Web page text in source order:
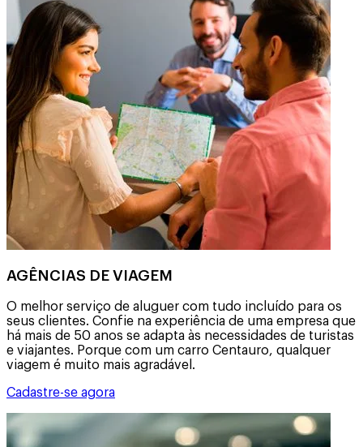
AGÊNCIAS DE VIAGEM
O melhor serviço de aluguer com tudo incluído para os
seus clientes. Confie na experiência de uma empresa que
há mais de 50 anos se adapta às necessidades de turistas
e viajantes. Porque com um carro Centauro, qualquer
viagem é muito mais agradável.
Cadastre-se agora